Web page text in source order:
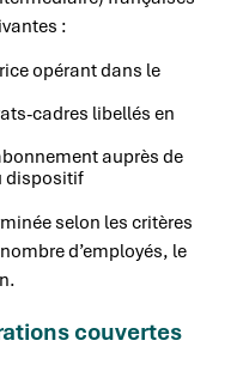
:
opérant dans le
cadres libellés en
auprès de
dispositif
selon les critères
d’employés, le
couvertes